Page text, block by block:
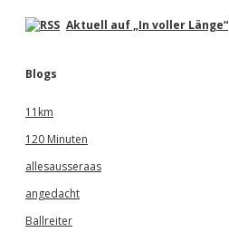
Aktuell auf „In voller Länge“
Blogs
11km
120 Minuten
allesausseraas
angedacht
Ballreiter